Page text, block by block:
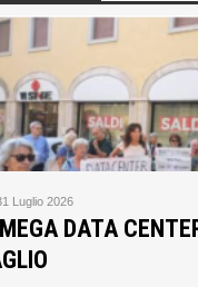
Luglio 2026
DATA